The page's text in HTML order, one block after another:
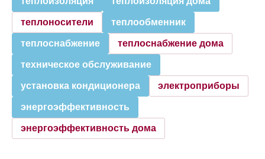
теплоносители теплообменник
теплоснабжение теплоснабжение дома
техническое обслуживание
установка кондиционера электроприборы
энергоэффективность
энергоэффективность дома